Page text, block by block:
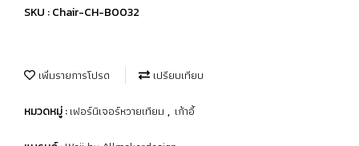
SKU : Chair-CH-B0032
เพิ่มรายการโปรด เปรียบเทียบ
หมวดหมู่ :เฟอร์นิเจอร์หวายเทียม , เก้าอี้